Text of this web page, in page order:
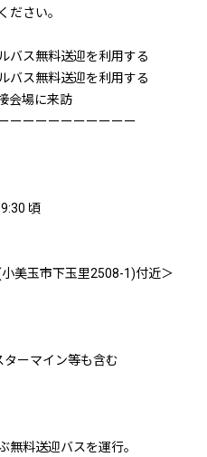
ださい。
バス無料送迎を利用する
バス無料送迎を利用する
会場に来訪
ーーーーーーーーーー
頃
美玉市下玉里2508-1)付近＞
ーマイン等も含む
料送迎バスを運行。